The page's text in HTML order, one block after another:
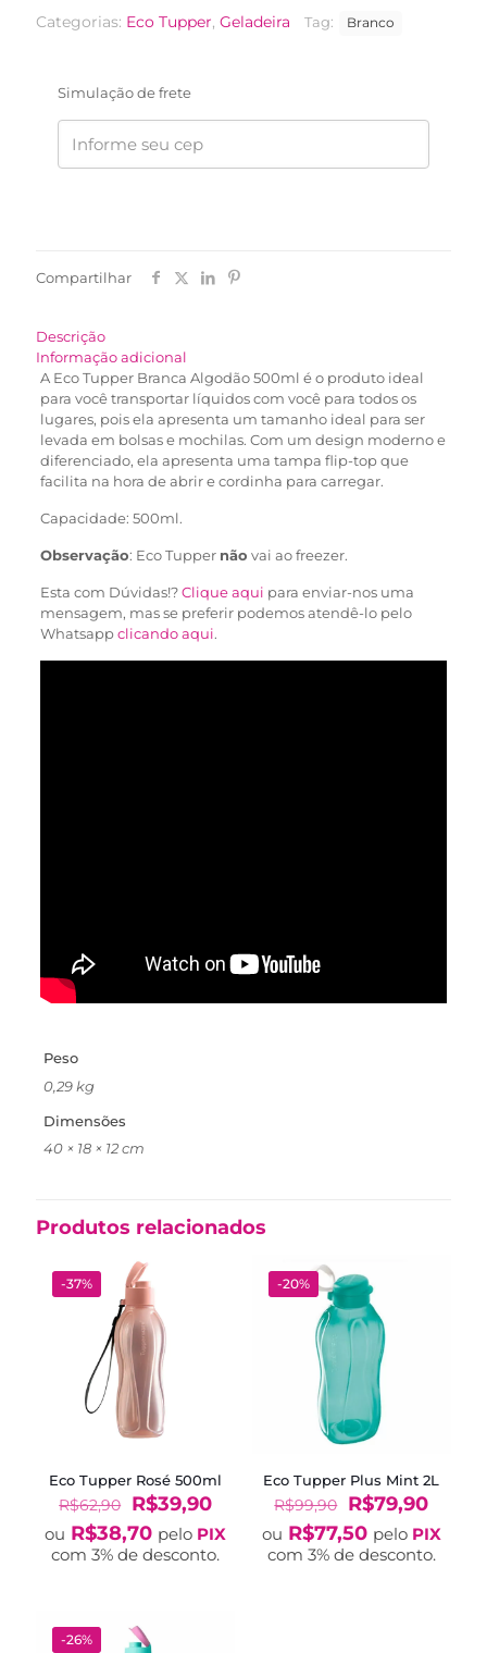
Categorias: Eco Tupper, Geladeira Tag: Branco
Simulação de frete
Compartilhar
Descrição
Informação adicional
A Eco Tupper Branca Algodão 500ml é o produto ideal
para você transportar líquidos com você para todos os
lugares, pois ela apresenta um tamanho ideal para ser
levada em bolsas e mochilas. Com um design moderno e
diferenciado, ela apresenta uma tampa flip-top que
facilita na hora de abrir e cordinha para carregar.
Capacidade: 500ml.
Observação: Eco Tupper não vai ao freezer.
Esta com Dúvidas!?Clique aqui para enviar-nos uma
mensagem, mas se preferir podemos atendê-lo pelo
Whatsappclicando aqui.
Peso
0,29 kg
Dimensões
40 × 18 × 12 cm
Produtos relacionados
-37%
Eco Tupper Rosé 500ml
R$62,90
O
preço
original
era:
R$39,90O
preço
atual
é:
ou R$38,70 pelo PIX
com 3% de desconto.
-20%
Eco Tupper Plus Mint 2L
R$99,90 O
preço
original
era:
R$79,90O
preço
atual
é:
ou R$77,50 pelo PIX
com 3% de desconto.
-26%